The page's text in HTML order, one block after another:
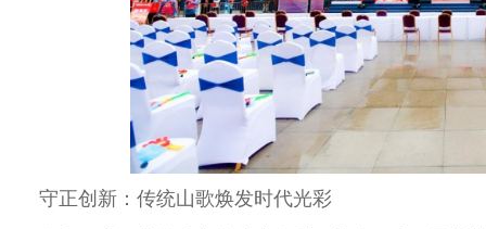
守正创新：传统山歌焕发时代光彩